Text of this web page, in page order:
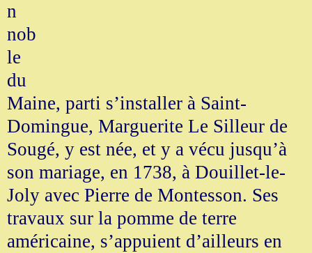
n
nob
le
du
Maine, parti s’installer à Saint-
Domingue, Marguerite Le Silleur de
Sougé, y est née, et y a vécu jusqu’à
son mariage, en 1738, à Douillet-le-
Joly avec Pierre de Montesson. Ses
travaux sur la pomme de terre
américaine, s’appuient d’ailleurs en